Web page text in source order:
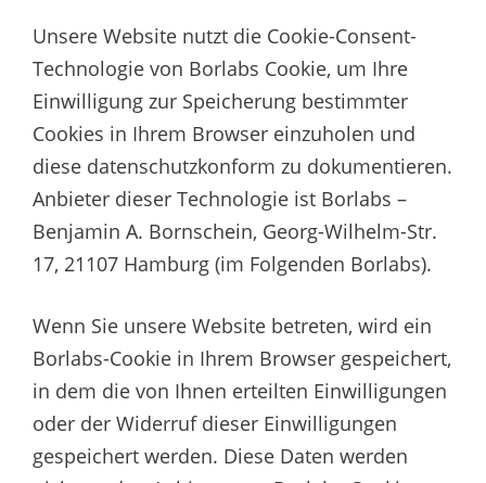
Unsere Website nutzt die Cookie-Consent-
Technologie von Borlabs Cookie, um Ihre
Einwilligung zur Speicherung bestimmter
Cookies in Ihrem Browser einzuholen und
diese datenschutzkonform zu dokumentieren.
Anbieter dieser Technologie ist Borlabs –
Benjamin A. Bornschein, Georg-Wilhelm-Str.
17, 21107 Hamburg (im Folgenden Borlabs).
Wenn Sie unsere Website betreten, wird ein
Borlabs-Cookie in Ihrem Browser gespeichert,
in dem die von Ihnen erteilten Einwilligungen
oder der Widerruf dieser Einwilligungen
gespeichert werden. Diese Daten werden